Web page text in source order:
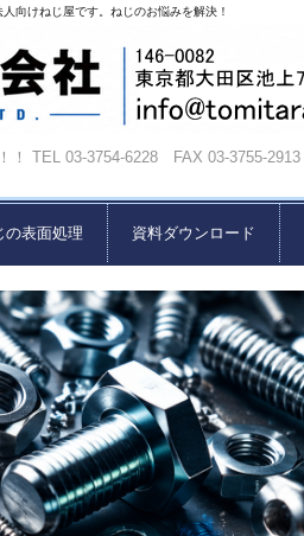
向けねじ屋です。ねじのお悩みを解決！
！ TEL 03-3754-6228 FAX 03-3755-2913
の表面処理 資料ダウンロード